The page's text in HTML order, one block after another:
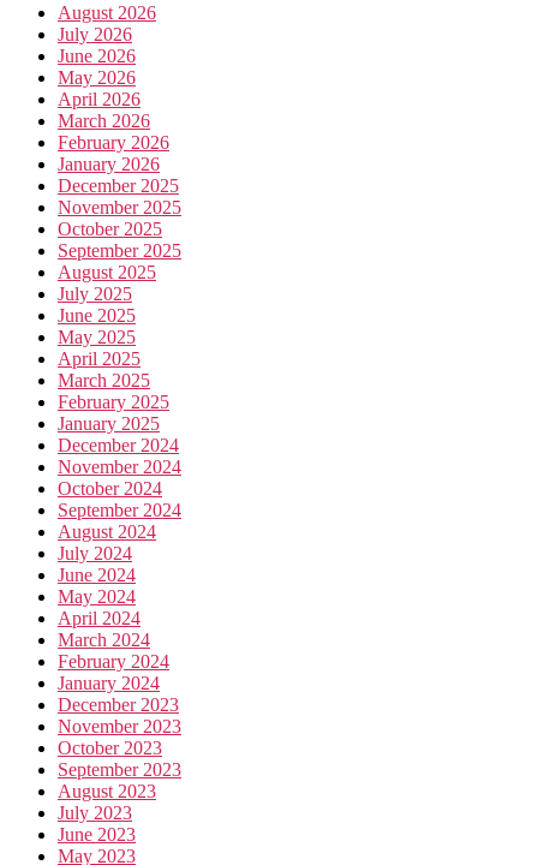
August 2026
July 2026
June 2026
May 2026
April 2026
March 2026
February 2026
January 2026
December 2025
November 2025
October 2025
September 2025
August 2025
July 2025
June 2025
May 2025
April 2025
March 2025
February 2025
January 2025
December 2024
November 2024
October 2024
September 2024
August 2024
July 2024
June 2024
May 2024
April 2024
March 2024
February 2024
January 2024
December 2023
November 2023
October 2023
September 2023
August 2023
July 2023
June 2023
May 2023